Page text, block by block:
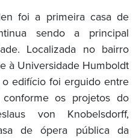
foi a primeira casa de
sendo a principal
Localizada no bairro
à Universidade Humboldt
edifício foi erguido entre
os projetos do
von Knobelsdorff,
de ópera pública da